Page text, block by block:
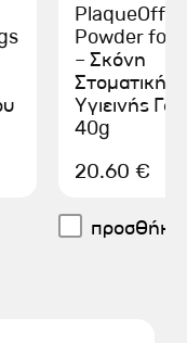
PlaqueOff
Powder for
– Σκόνη
Στοματικής
Υγιεινής
40g
20.60 €
προσθήκη